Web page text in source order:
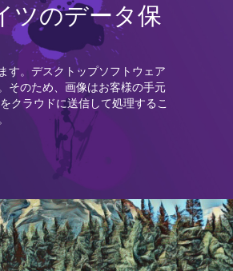
ツのデータ保
す。デスクトップソフトウェア
そのため、画像はお客様の手元
クラウドに送信して処理するこ